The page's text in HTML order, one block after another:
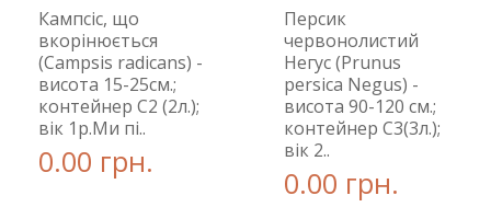
Кампсіс, що
вкорінюється
(Campsis radicans) -
висота 15-25см.;
контейнер С2 (2л.);
вік 1р.Ми пі..
0.00 грн.
Персик
червонолистий
Негус (Prunus
persica Negus) -
висота 90-120 см.;
контейнер С3(3л.);
вік 2..
0.00 грн.